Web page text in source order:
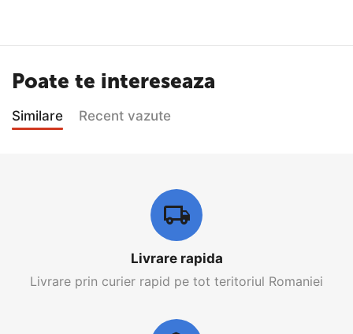
Poate te intereseaza
Similare Recent vazute
Livrare rapida
Livrare prin curier rapid pe tot teritoriul Romaniei